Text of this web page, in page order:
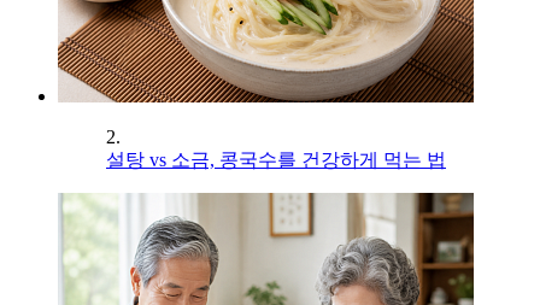
2.
설탕 vs 소금, 콩국수를 건강하게 먹는 법